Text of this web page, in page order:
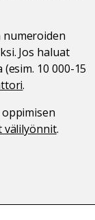
numeroiden
Jos haluat
10 000-15
.
välilyönnit.